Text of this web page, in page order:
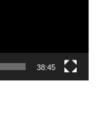
38:45